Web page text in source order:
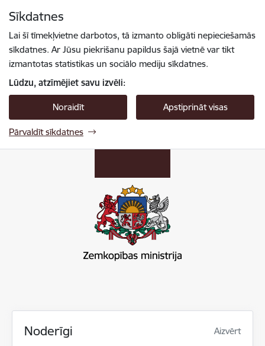
Sīkdatnes
Lai šī tīmekļvietne darbotos, tā izmanto obligāti nepieciešamās
sīkdatnes. Ar Jūsu piekrišanu papildus šajā vietnē var tikt
izmantotas statistikas un sociālo mediju sīkdatnes.
Lūdzu, atzīmējiet savu izvēli:
Noraidīt Apstiprināt visas
Pārvaldīt sīkdatnes
Noderīgi Aizvērt